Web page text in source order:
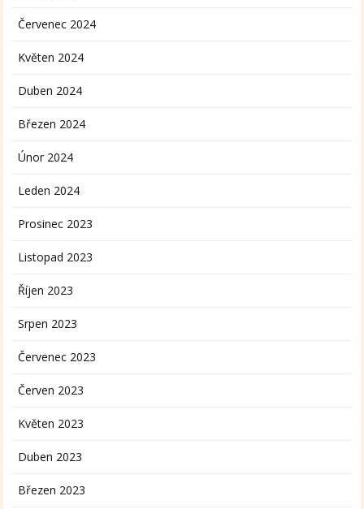
Červenec 2024
Květen 2024
Duben 2024
Březen 2024
Únor 2024
Leden 2024
Prosinec 2023
Listopad 2023
Říjen 2023
Srpen 2023
Červenec 2023
Červen 2023
Květen 2023
Duben 2023
Březen 2023